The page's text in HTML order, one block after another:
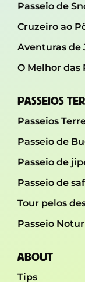
Passeio de
Cruzeiro ao
Aventuras de
O Melhor das
PASSEIOS
Passeios
Passeio de
Passeio de
Passeio de
Tour pelos
Passeio
ABOUT
Tips